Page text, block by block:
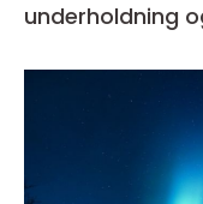
underholdning